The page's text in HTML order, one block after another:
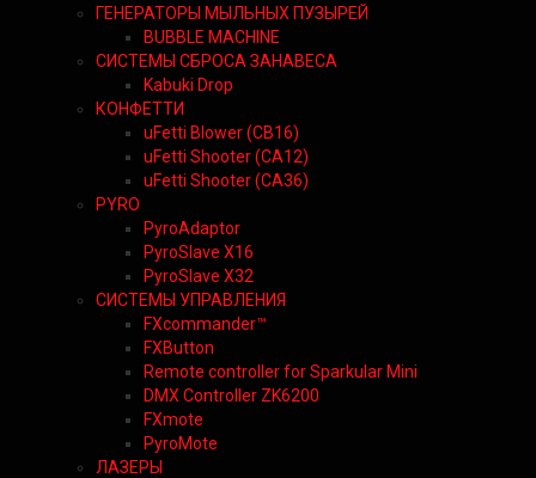
ГЕНЕРАТОРЫ МЫЛЬНЫХ ПУЗЫРЕЙ
BUBBLE MACHINE
СИСТЕМЫ СБРОСА ЗАНАВЕСА
Kabuki Drop
КОНФЕТТИ
uFetti Blower (CB16)
uFetti Shooter (CA12)
uFetti Shooter (CA36)
PYRO
PyroAdaptor
PyroSlave X16
PyroSlave X32
СИСТЕМЫ УПРАВЛЕНИЯ
FXcommander™
FXButton
Remote controller for Sparkular Mini
DMX Controller ZK6200
FXmote
PyroMote
ЛАЗЕРЫ